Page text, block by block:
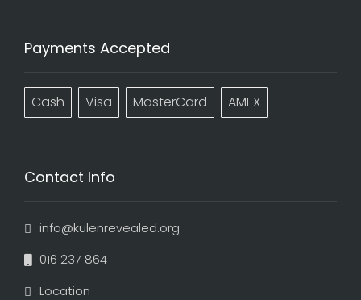
Payments Accepted
Cash Visa MasterCard AMEX
Contact Info
info@kulenrevealed.org
016 237 864
Location